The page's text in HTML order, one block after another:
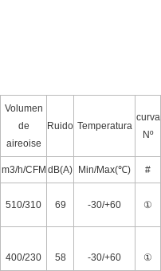
Volumen
de
aireoise
Ruido Temperatura
curva
Nº
m3/h/CFM dB(A) Min/Max(℃) #
510/310 69 -30/+60 ①
400/230 58 -30/+60 ①